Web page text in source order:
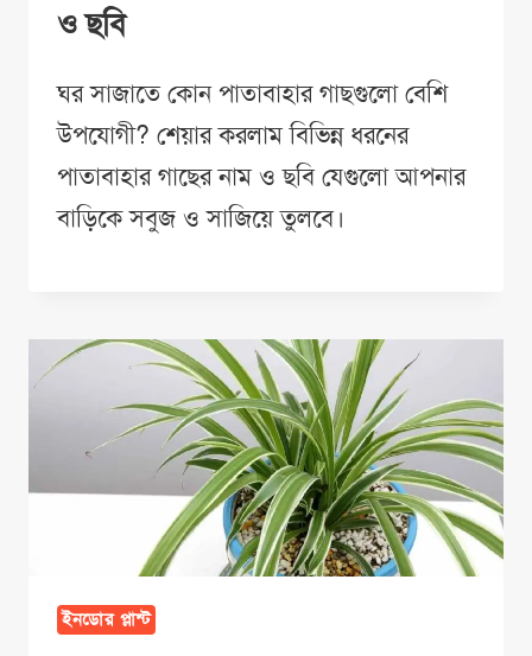
ও ছবি
ঘর সাজাতে কোন পাতাবাহার গাছগুলো বেশি
উপযোগী? শেয়ার করলাম বিভিন্ন ধরনের
পাতাবাহার গাছের নাম ও ছবি যেগুলো আপনার
বাড়িকে সবুজ ও সাজিয়ে তুলবে।
ইনডোর প্লান্ট